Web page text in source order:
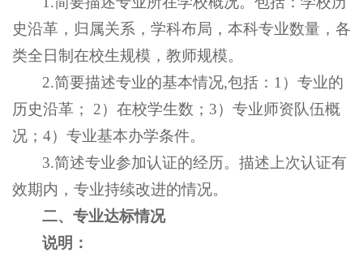
史沿革，归属关系，学科布局，本科专业数量，各
类全日制在校生规模，教师规模。
2.简要描述专业的基本情况,包括：1）专业的
历史沿革； 2）在校学生数；3）专业师资队伍概
况；4）专业基本办学条件。
3.简述专业参加认证的经历。描述上次认证有
效期内，专业持续改进的情况。
二、专业达标情况
说明：